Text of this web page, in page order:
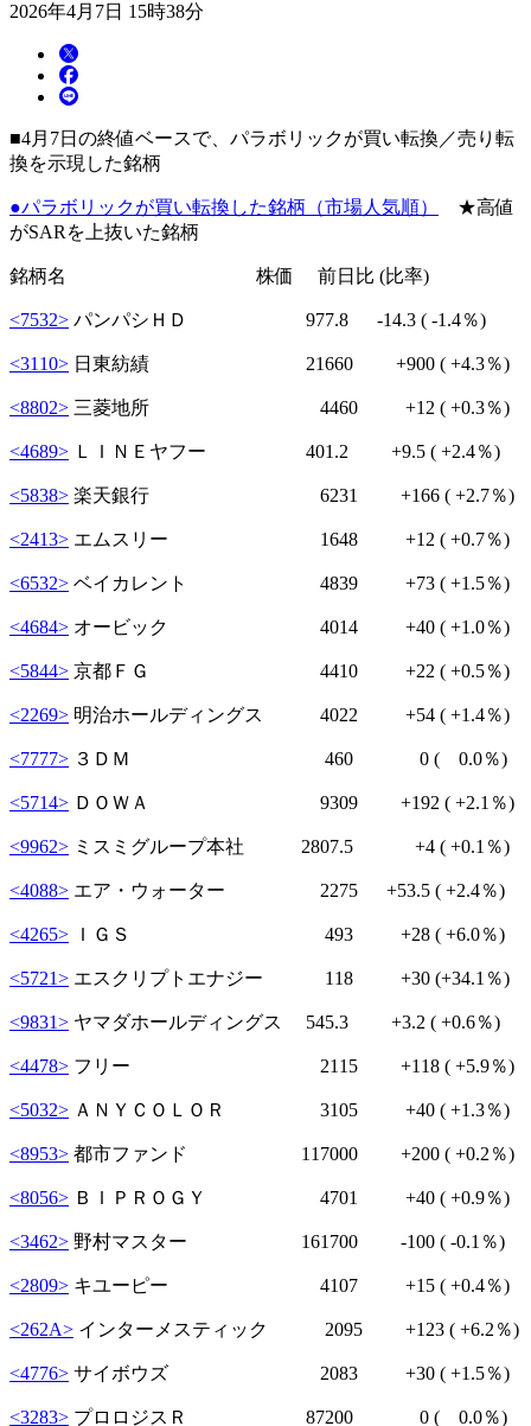
2026年4月7日 15時38分
■4月7日の終値ベースで、パラボリックが買い転換／売り転
換を示現した銘柄
●パラボリックが買い転換した銘柄（市場人気順）
★高値
がSARを上抜いた銘柄
銘柄名 株価 前日比 (比率)
<7532> パンパシＨＤ 977.8 -14.3 ( -1.4％)
<3110> 日東紡績 21660 +900 ( +4.3％)
<8802> 三菱地所 4460 +12 ( +0.3％)
<4689> ＬＩＮＥヤフー 401.2 +9.5 ( +2.4％)
<5838> 楽天銀行 6231 +166 ( +2.7％)
<2413> エムスリー 1648 +12 ( +0.7％)
<6532> ベイカレント 4839 +73 ( +1.5％)
<4684> オービック 4014 +40 ( +1.0％)
<5844> 京都ＦＧ 4410 +22 ( +0.5％)
<2269> 明治ホールディングス 4022 +54 ( +1.4％)
<7777> ３ＤＭ 460 0 ( 0.0％)
<5714> ＤＯＷＡ 9309 +192 ( +2.1％)
<9962> ミスミグループ本社 2807.5 +4 ( +0.1％)
<4088> エア・ウォーター 2275 +53.5 ( +2.4％)
<4265> ＩＧＳ 493 +28 ( +6.0％)
<5721> エスクリプトエナジー 118 +30 (+34.1％)
<9831> ヤマダホールディングス 545.3 +3.2 ( +0.6％)
<4478> フリー 2115 +118 ( +5.9％)
<5032> ＡＮＹＣＯＬＯＲ 3105 +40 ( +1.3％)
<8953> 都市ファンド 117000 +200 ( +0.2％)
<8056> ＢＩＰＲＯＧＹ 4701 +40 ( +0.9％)
<3462> 野村マスター 161700 -100 ( -0.1％)
<2809> キユーピー 4107 +15 ( +0.4％)
<262A> インターメスティック 2095 +123 ( +6.2％)
<4776> サイボウズ 2083 +30 ( +1.5％)
<3283> プロロジスＲ 87200 0 ( 0.0％)